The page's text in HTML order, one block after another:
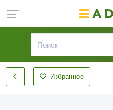
Избранное